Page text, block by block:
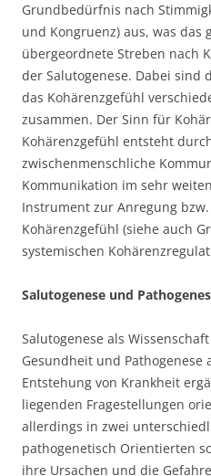
Grundbedürfnis nach
und Kongruenz) aus, was das
übergeordnete Streben nach
der Salutogenese. Dabei sind
das Kohärenzgefühl
zusammen. Der Sinn für
Kohärenzgefühl entsteht
zwischenmenschliche
Kommunikation im sehr
Instrument zur Anregung
Kohärenzgefühl (siehe auch
systemischen
Salutogenese und
Salutogenese als
Gesundheit und Pathogenese
Entstehung von Krankheit
liegenden Fragestellungen
allerdings in zwei
pathogenetisch Orientierten
ihre Ursachen und die